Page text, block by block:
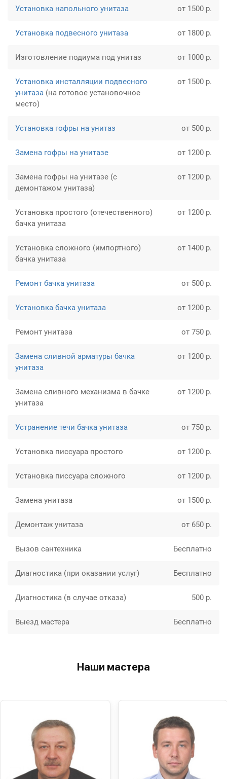
Установка напольного унитаза от 1500 р.
Установка подвесного унитаза от 1800 р.
Изготовление подиума под унитаз от 1000 р.
Установка инсталляции подвесного
унитаза (на готовое установочное
место)
от 1500 р.
Установка гофры на унитаз от 500 р.
Замена гофры на унитазе от 1200 р.
Замена гофры на унитазе (с
демонтажом унитаза)
от 1200 р.
Установка простого (отечественного)
бачка унитаза
от 1200 р.
Установка сложного (импортного)
бачка унитаза
от 1400 р.
Ремонт бачка унитаза от 500 р.
Установка бачка унитаза от 1200 р.
Ремонт унитаза от 750 р.
Замена сливной арматуры бачка
унитаза
от 1200 р.
Замена сливного механизма в бачке
унитаза
от 1200 р.
Устранение течи бачка унитаза от 750 р.
Установка писсуара простого от 1200 р.
Установка писсуара сложного от 1200 р.
Замена унитаза от 1500 р.
Демонтаж унитаза от 650 р.
Вызов сантехника Бесплатно
Диагностика (при оказании услуг) Бесплатно
Диагностика (в случае отказа) 500 р.
Выезд мастера Бесплатно
Наши мастера